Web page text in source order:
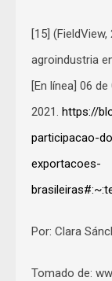
[15]
agroindustria
[En línea] 06 de
2021. https://
participacao-
exportacoes-
Por: Clara
Tomado de: